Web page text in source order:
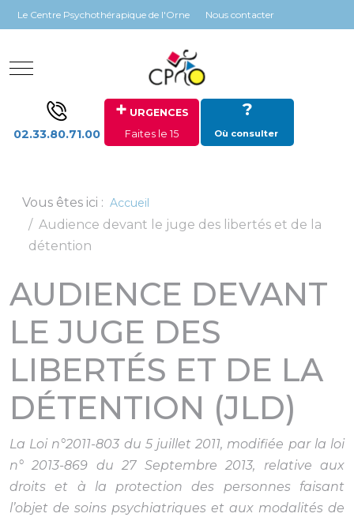
Panneau de gestion des cookies
Le Centre Psychothérapique de l'Orne Nous contacter
Mobile Menu Toggle
02.33.80.71.00
+ URGENCES
Faites le 15
?
Où consulter
Vous êtes ici : Accueil
Audience devant le juge des libertés et de la
détention
AUDIENCE DEVANT
LE JUGE DES
LIBERTÉS ET DE LA
DÉTENTION (JLD)
La Loi n°2011-803 du 5 juillet 2011, modifiée par la loi
n° 2013-869 du 27 Septembre 2013, relative aux
droits et à la protection des personnes faisant
l’objet de soins psychiatriques et aux modalités de